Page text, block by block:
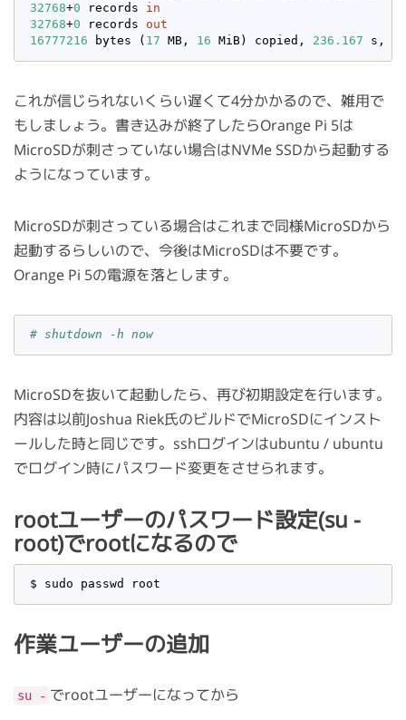
32768+0 records in
32768+0 records out
16777216 bytes ( 17 MB, 16 MiB) copied, 236.167 s,
これが信じられないくらい遅くて4分かかるので、雑用で
もしましょう。書き込みが終了したらOrange Pi 5は
MicroSDが刺さっていない場合はNVMe SSDから起動する
ようになっています。
MicroSDが刺さっている場合はこれまで同様MicroSDから
起動するらしいので、今後はMicroSDは不要です。
Orange Pi 5の電源を落とします。
# shutdown -h now
MicroSDを抜いて起動したら、再び初期設定を行います。
内容は以前Joshua Riek氏のビルドでMicroSDにインスト
ールした時と同じです。sshログインはubuntu / ubuntu
でログイン時にパスワード変更をさせられます。
rootユーザーのパスワード設定(su -
root)でrootになるので
作業ユーザーの追加
su - でrootユーザーになってから